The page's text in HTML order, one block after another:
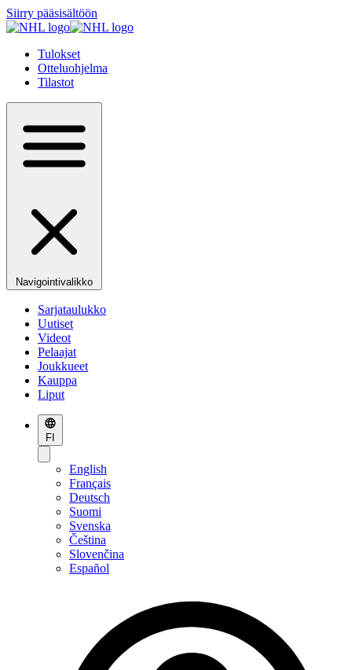
Siirry pääsisältöön
Tulokset
Otteluohjelma
Tilastot
Navigointivalikko
Sarjataulukko
Uutiset
Videot
Pelaajat
Joukkueet
Kauppa
Liput
FI
English
Français
Deutsch
Suomi
Svenska
Čeština
Slovenčina
Español